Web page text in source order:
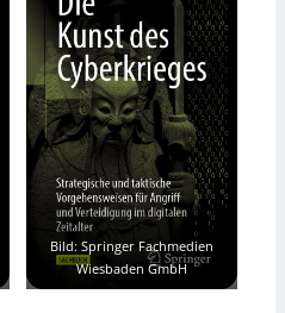
Bild: Springer Fachmedien
Wiesbaden GmbH